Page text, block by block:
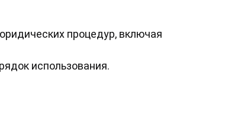
процедур, включая
использования.